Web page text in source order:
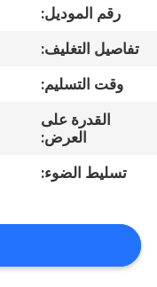
جولة
في
المعمل
أخبار
رقم الموديل:
تفاصيل التغليف:
وقت التسليم:
القدرة على
العرض:
تسليط الضوء: